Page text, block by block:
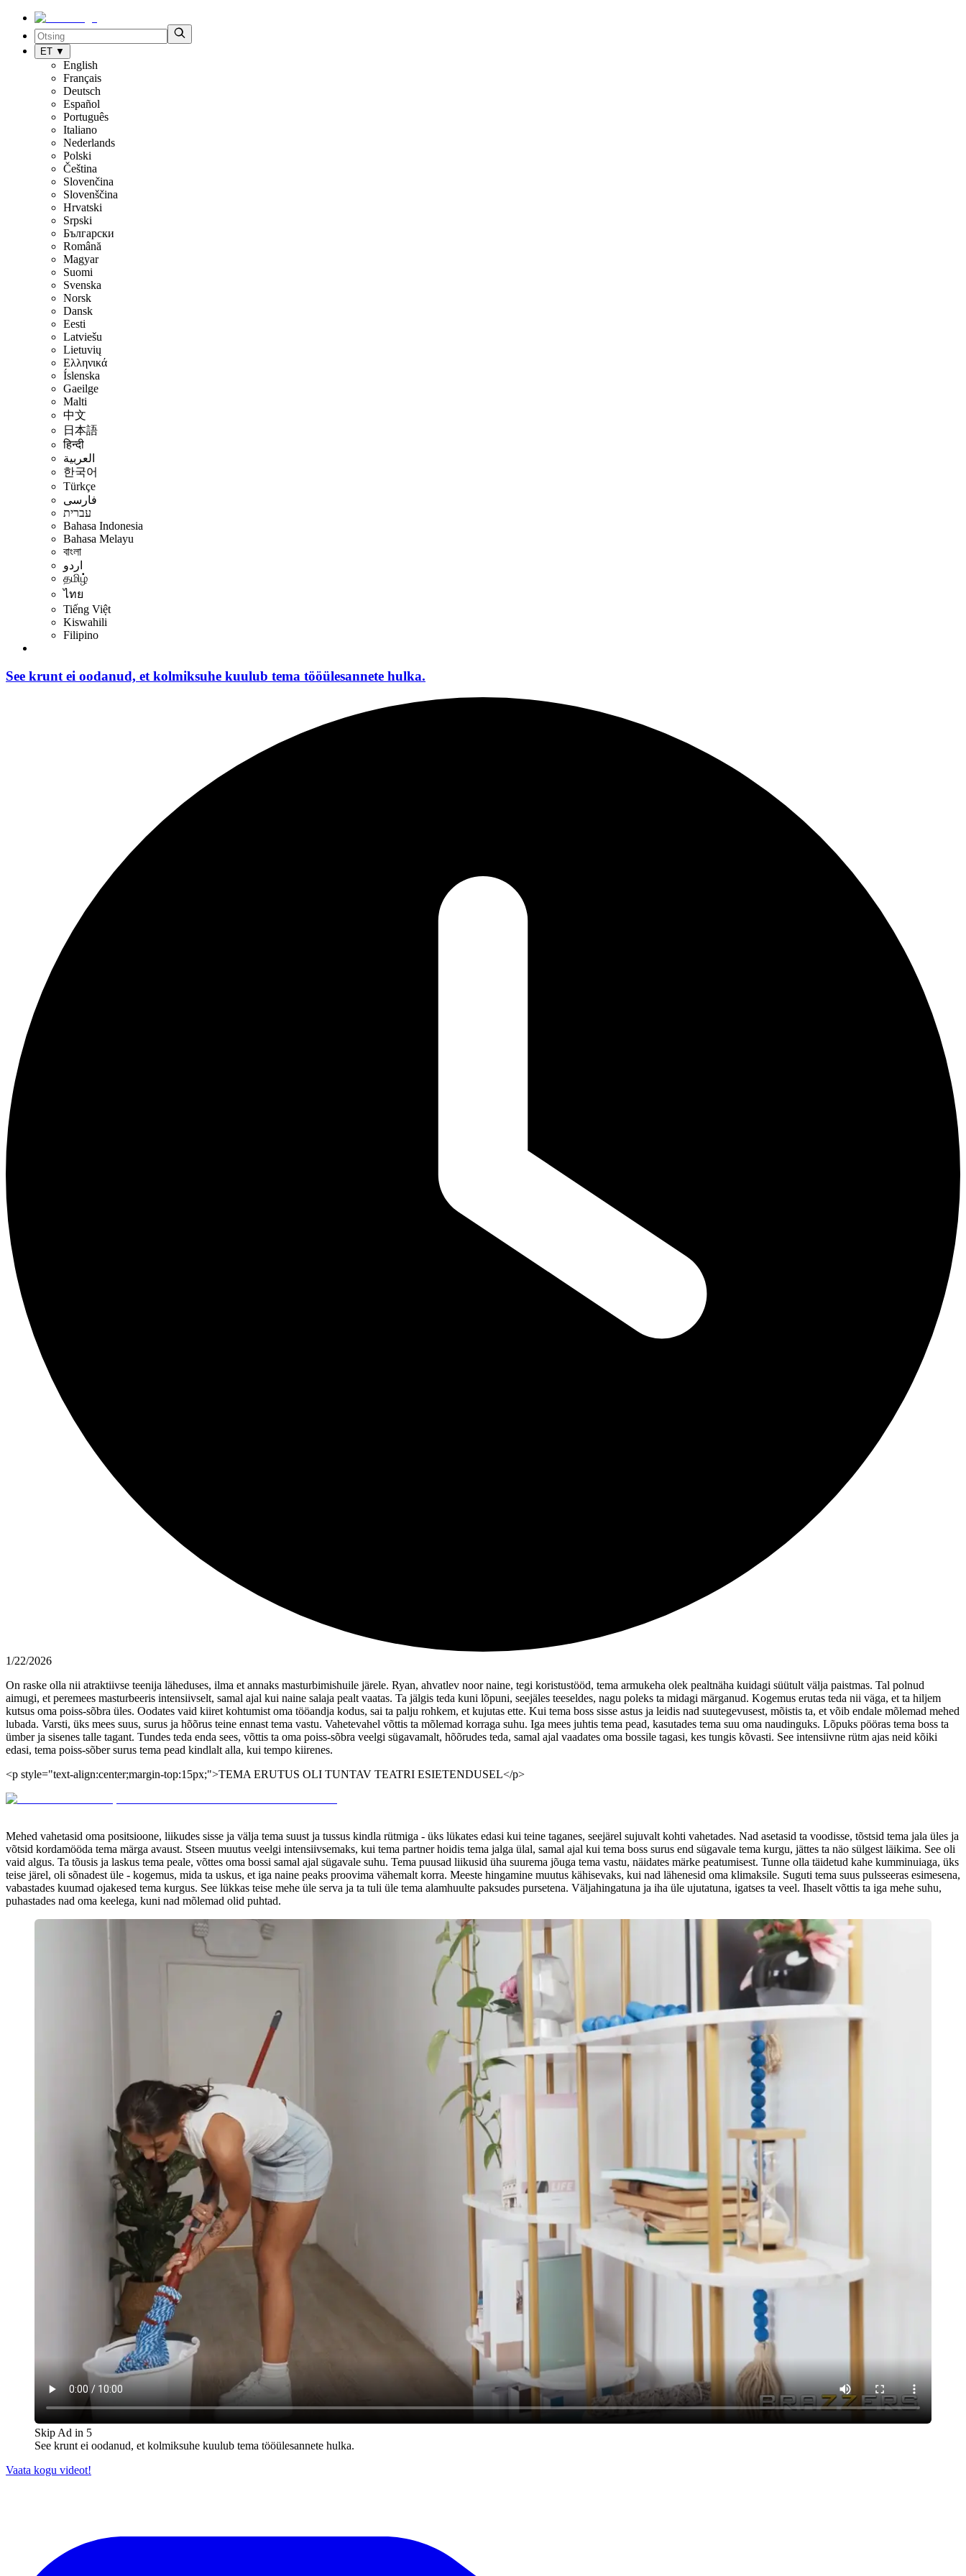
ET ▼
English
Français
Deutsch
Español
Português
Italiano
Nederlands
Polski
Čeština
Slovenčina
Slovenščina
Hrvatski
Srpski
Български
Română
Magyar
Suomi
Svenska
Norsk
Dansk
Eesti
Latviešu
Lietuvių
Ελληνικά
Íslenska
Gaeilge
Malti
中文
日本語
हिन्दी
العربية
한국어
Türkçe
فارسی
עברית
Bahasa Indonesia
Bahasa Melayu
বাংলা
اردو
தமிழ்
ไทย
Tiếng Việt
Kiswahili
Filipino
See krunt ei oodanud, et kolmiksuhe kuulub tema tööülesannete hulka.
1/22/2026
On raske olla nii atraktiivse teenija läheduses, ilma et annaks masturbimishuile järele. Ryan, ahvatlev noor naine, tegi koristustööd, tema armukeha olek pealtnäha kuidagi süütult välja paistmas. Tal polnud
aimugi, et peremees masturbeeris intensiivselt, samal ajal kui naine salaja pealt vaatas. Ta jälgis teda kuni lõpuni, seejäles teeseldes, nagu poleks ta midagi märganud. Kogemus erutas teda nii väga, et ta hiljem
kutsus oma poiss-sõbra üles. Oodates vaid kiiret kohtumist oma tööandja kodus, sai ta palju rohkem, et kujutas ette. Kui tema boss sisse astus ja leidis nad suutegevusest, mõistis ta, et võib endale mõlemad mehed
lubada. Varsti, üks mees suus, surus ja hõõrus teine ennast tema vastu. Vahetevahel võttis ta mõlemad korraga suhu. Iga mees juhtis tema pead, kasutades tema suu oma naudinguks. Lõpuks pööras tema boss ta
ümber ja sisenes talle tagant. Tundes teda enda sees, võttis ta oma poiss-sõbra veelgi sügavamalt, hõõrudes teda, samal ajal vaadates oma bossile tagasi, kes tungis kõvasti. See intensiivne rütm ajas neid kõiki
edasi, tema poiss-sõber surus tema pead kindlalt alla, kui tempo kiirenes.
<p style="text-align:center;margin-top:15px;">TEMA ERUTUS OLI TUNTAV TEATRI ESIETENDUSEL</p>
Mehed vahetasid oma positsioone, liikudes sisse ja välja tema suust ja tussus kindla rütmiga - üks lükates edasi kui teine taganes, seejärel sujuvalt kohti vahetades. Nad asetasid ta voodisse, tõstsid tema jala üles ja
võtsid kordamööda tema märga avaust. Stseen muutus veelgi intensiivsemaks, kui tema partner hoidis tema jalga ülal, samal ajal kui tema boss surus end sügavale tema kurgu, jättes ta näo sülgest läikima. See oli
vaid algus. Ta tõusis ja laskus tema peale, võttes oma bossi samal ajal sügavale suhu. Tema puusad liikusid üha suurema jõuga tema vastu, näidates märke peatumisest. Tunne olla täidetud kahe kumminuiaga, üks
teise järel, oli sõnadest üle - kogemus, mida ta uskus, et iga naine peaks proovima vähemalt korra. Meeste hingamine muutus kähisevaks, kui nad lähenesid oma klimaksile. Suguti tema suus pulsseeras esimesena,
vabastades kuumad ojakesed tema kurgus. See lükkas teise mehe üle serva ja ta tuli üle tema alamhuulte paksudes pursetena. Väljahingatuna ja iha üle ujutatuna, igatses ta veel. Ihaselt võttis ta iga mehe suhu,
puhastades nad oma keelega, kuni nad mõlemad olid puhtad.
Skip Ad in 5
See krunt ei oodanud, et kolmiksuhe kuulub tema tööülesannete hulka.
Vaata kogu videot!